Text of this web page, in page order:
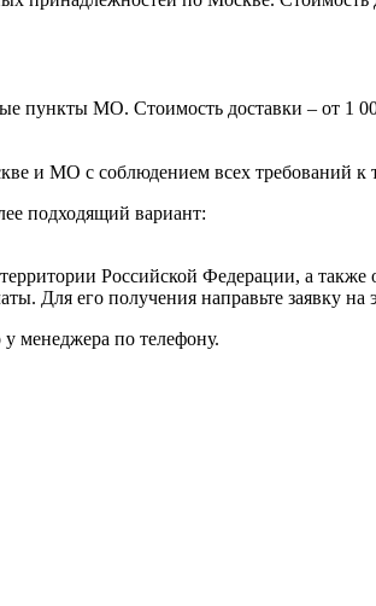
пункты МО. Стоимость доставки – от 1
и МО с соблюдением всех требований к
подходящий вариант:
Российской Федерации, а также
Для его получения направьте заявку
менеджера по телефону.